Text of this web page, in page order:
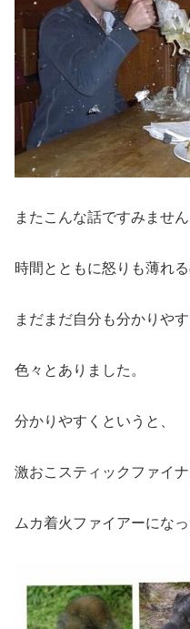
またこんな話ですみません
時間とともに怒りも薄れる
まだまだ自分も分かりや
色々とありました。
分かりやすくというと、
激おこスティックファイ
ムカ着火ファイアーになっ